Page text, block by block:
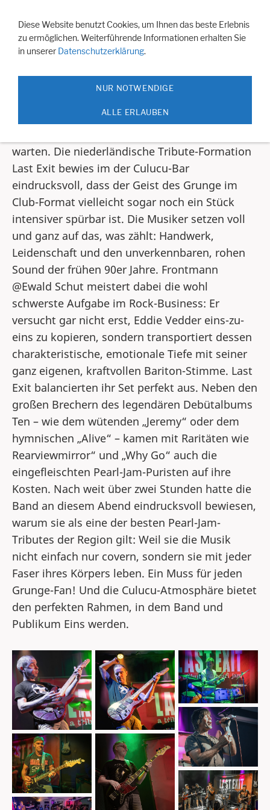
Last Exit - Pearl Jam Tribute am 31.5. im
Culucu
Legenden Pearl Jam sucht, musste nicht auf die
warten. Die niederländische Tribute-Formation
Last Exit bewies im der Culucu-Bar
eindrucksvoll, dass der Geist des Grunge im
Club-Format vielleicht sogar noch ein Stück
intensiver spürbar ist. Die Musiker setzen voll
und ganz auf das, was zählt: Handwerk,
Leidenschaft und den unverkennbaren, rohen
Sound der frühen 90er Jahre. Frontmann
@Ewald Schut meistert dabei die wohl
schwerste Aufgabe im Rock-Business: Er
versucht gar nicht erst, Eddie Vedder eins-zu-
eins zu kopieren, sondern transportiert dessen
charakteristische, emotionale Tiefe mit seiner
ganz eigenen, kraftvollen Bariton-Stimme. Last
Exit balancierten ihr Set perfekt aus. Neben den
großen Brechern des legendären Debütalbums
Ten – wie dem wütenden „Jeremy“ oder dem
hymnischen „Alive“ – kamen mit Raritäten wie
Rearviewmirror“ und „Why Go“ auch die
eingefleischten Pearl-Jam-Puristen auf ihre
Kosten. Nach weit über zwei Stunden hatte die
Band an diesem Abend eindrucksvoll bewiesen,
warum sie als eine der besten Pearl-Jam-
Tributes der Region gilt: Weil sie die Musik
nicht einfach nur covern, sondern sie mit jeder
Faser ihres Körpers leben. Ein Muss für jeden
Grunge-Fan! Und die Culucu-Atmosphäre bietet
den perfekten Rahmen, in dem Band und
Publikum Eins werden.
Diese Website benutzt Cookies, um Ihnen das beste Erlebnis
zu ermöglichen. Weiterführende Informationen erhalten Sie
in unserer Datenschutzerklärung.
NUR NOTWENDIGE
ALLE ERLAUBEN